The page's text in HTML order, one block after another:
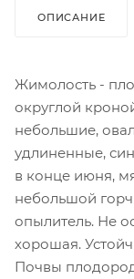
ОПИСАНИЕ
Жимолость -
округлой
небольшие,
удлиненные,
в конце июня,
небольшой
опылитель. Не
хорошая.
Почвы